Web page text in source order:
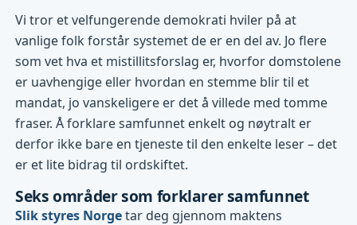
Vi tror et velfungerende demokrati hviler på at
vanlige folk forstår systemet de er en del av. Jo flere
som vet hva et mistillitsforslag er, hvorfor domstolene
er uavhengige eller hvordan en stemme blir til et
mandat, jo vanskeligere er det å villede med tomme
fraser. Å forklare samfunnet enkelt og nøytralt er
derfor ikke bare en tjeneste til den enkelte leser – det
er et lite bidrag til ordskiftet.
Seks områder som forklarer samfunnet
Slik styres Norgetar deg gjennom maktens